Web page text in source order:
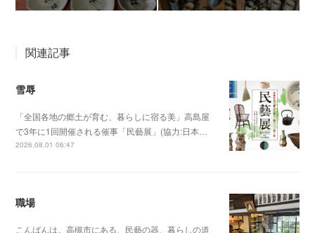
関連記事
雪辱
「全国各地の郷土が育む、暮らしに宿る美」高島屋
で3年に1回開催される催事「民藝展」(協力:日本…
2026.08.01 06:47
職場
こんばんは。高槻市にある、民藝の器、暮らしの道